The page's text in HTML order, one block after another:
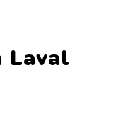
Laval